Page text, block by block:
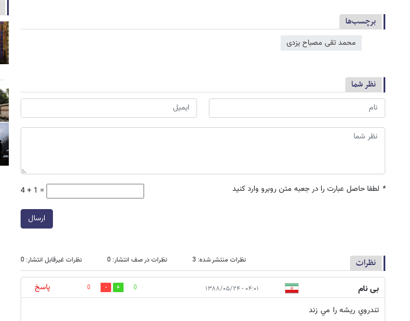
برچسب‌ها
محمد تقی مصباح یزدی
نظر شما
* لطفا حاصل عبارت را در جعبه متن روبرو وارد کنید 4 + 1 =
ارسال
نظرات نظرات منتشر شده: 3 نظرات در صف انتشار: 0 نظرات غیرقابل انتشار: 0
بی نام ۰۴:۰۱ - ۱۳۸۸/۰۵/۲۴ 0
0
پاسخ
تندروي ريشه را مي زند